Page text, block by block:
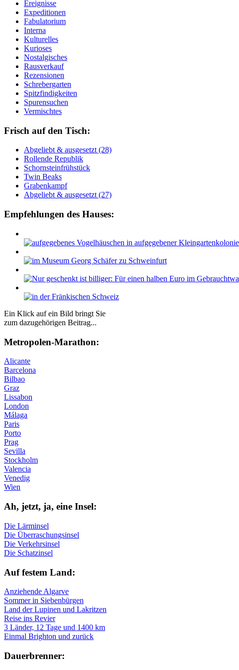
Ereignisse
Expeditionen
Fabulatorium
Interna
Kulturelles
Kurioses
Nostalgisches
Rausverkauf
Rezensionen
Schrebergarten
Spitzfindigkeiten
Spurensuchen
Vermischtes
Frisch auf den Tisch:
Ab­ge­liebt & aus­ge­setzt (28)
Rol­len­de Re­pu­blik
Schorn­stein­früh­stück
Twin Beaks
Gra­ben­kampf
Ab­ge­liebt & aus­ge­setzt (27)
Empfehlungen des Hauses:
Ein Klick auf ein Bild bringt Sie
zum dazugehörigen Beitrag...
Me­tro­po­len-Ma­ra­thon:
Alicante
Barcelona
Bilbao
Graz
Lissabon
London
Málaga
Paris
Porto
Prag
Sevilla
Stockholm
Valencia
Venedig
Wien
Ah, jetzt, ja, ei­ne In­sel:
Die Lärminsel
Die Überraschungsinsel
Die Verkehrsinsel
Die Schatzinsel
Auf fe­stem Land:
Anziehende Algarve
Sommer in Siebenbürgen
Land der Lupinen und Lakritzen
Reise ins Revier
3 Länder, 12 Tage und 1400 km
Einmal Brighton und zurück
Dau­er­bren­ner: